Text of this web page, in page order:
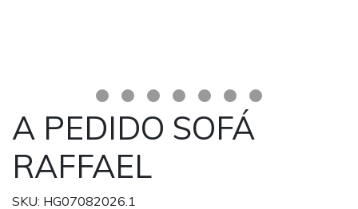
A PEDIDO SOFÁ
RAFFAEL
SKU: HG07082026.1